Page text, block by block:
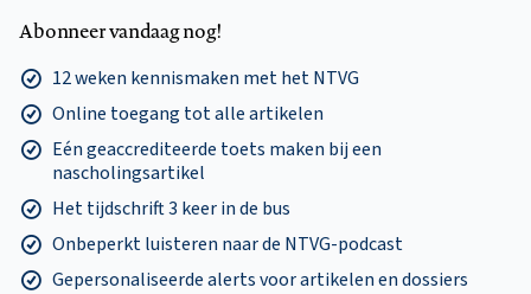
Abonneer vandaag nog!
12 weken kennismaken met het NTVG
Online toegang tot alle artikelen
Eén geaccrediteerde toets maken bij een
nascholingsartikel
Het tijdschrift 3 keer in de bus
Onbeperkt luisteren naar de NTVG-podcast
Gepersonaliseerde alerts voor artikelen en dossiers